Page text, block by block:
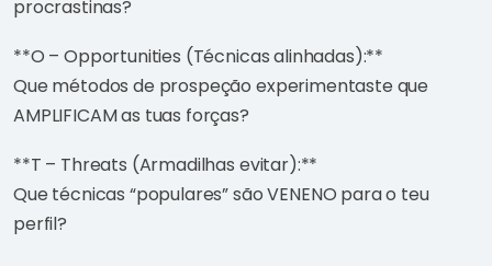
procrastinas?
**O – Opportunities (Técnicas alinhadas):**
Que métodos de prospeção experimentaste que
AMPLIFICAM as tuas forças?
**T – Threats (Armadilhas evitar):**
Que técnicas “populares” são VENENO para o teu
perfil?